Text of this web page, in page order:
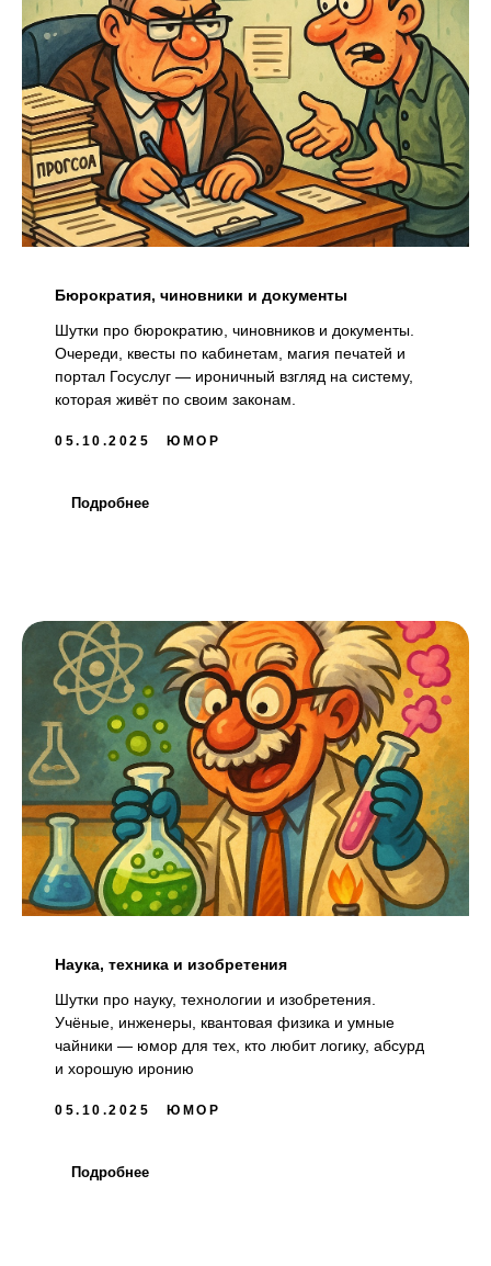
Бюрократия, чиновники и документы
Шутки про бюрократию, чиновников и документы.
Очереди, квесты по кабинетам, магия печатей и
портал Госуслуг — ироничный взгляд на систему,
которая живёт по своим законам.
05.10.2025 ЮМОР
Подробнее
Наука, техника и изобретения
Шутки про науку, технологии и изобретения.
Учёные, инженеры, квантовая физика и умные
чайники — юмор для тех, кто любит логику, абсурд
и хорошую иронию
05.10.2025 ЮМОР
Подробнее